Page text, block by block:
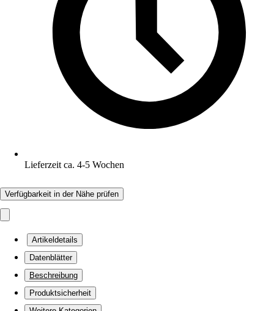
Lieferzeit ca. 4-5 Wochen
Verfügbarkeit in der Nähe prüfen
Artikeldetails
Datenblätter
Beschreibung
Produktsicherheit